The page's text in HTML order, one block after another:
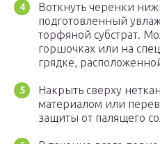
Воткнуть черенки
подготовленный
торфяной субстрат.
горшочках или на
грядке,
Накрыть сверху
материалом или
защиты от палящего